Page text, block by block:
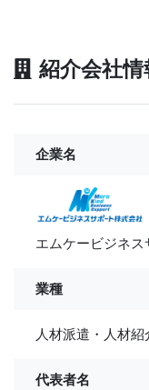
紹介会社情
企業名
エムケービジネ
業種
人材派遣・人材紹
代表者名